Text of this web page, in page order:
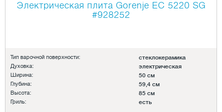
Электрическая плита Gorenje EC 5220 SG
#928252
Тип варочной поверхности: стеклокерамика
Духовка: электрическая
Ширина: 50 см
Глубина: 59,4 см
Высота: 85 см
Гриль: есть